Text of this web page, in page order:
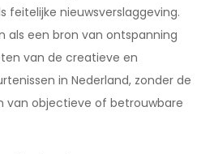
feitelijke nieuwsverslaggeving.
als een bron van ontspanning
van de creatieve en
in Nederland, zonder de
van objectieve of betrouwbare